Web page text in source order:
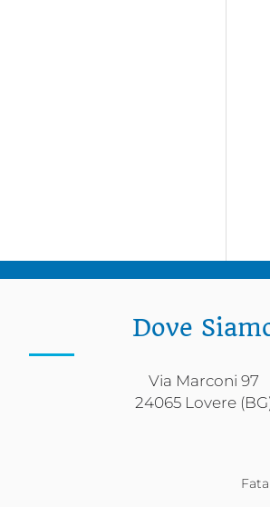
Dove
Via Marconi 97
24065 Lovere